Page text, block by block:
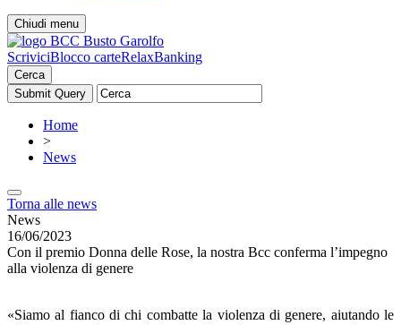
Chiudi menu
ScriviciBlocco carteRelaxBanking
Cerca
Home
>
News
Torna alle news
News
16/06/2023
Con il premio Donna delle Rose, la nostra Bcc conferma l’impegno
alla violenza di genere
«Siamo al fianco di chi combatte la violenza di genere, aiutando le